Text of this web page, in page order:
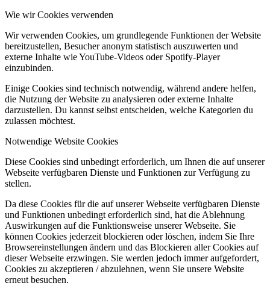
Wie wir Cookies verwenden
Wir verwenden Cookies, um grundlegende Funktionen der Website
bereitzustellen, Besucher anonym statistisch auszuwerten und
externe Inhalte wie YouTube-Videos oder Spotify-Player
einzubinden.
Einige Cookies sind technisch notwendig, während andere helfen,
die Nutzung der Website zu analysieren oder externe Inhalte
darzustellen. Du kannst selbst entscheiden, welche Kategorien du
zulassen möchtest.
Notwendige Website Cookies
Diese Cookies sind unbedingt erforderlich, um Ihnen die auf unserer
Webseite verfügbaren Dienste und Funktionen zur Verfügung zu
stellen.
Da diese Cookies für die auf unserer Webseite verfügbaren Dienste
und Funktionen unbedingt erforderlich sind, hat die Ablehnung
Auswirkungen auf die Funktionsweise unserer Webseite. Sie
können Cookies jederzeit blockieren oder löschen, indem Sie Ihre
Browsereinstellungen ändern und das Blockieren aller Cookies auf
dieser Webseite erzwingen. Sie werden jedoch immer aufgefordert,
Cookies zu akzeptieren / abzulehnen, wenn Sie unsere Website
erneut besuchen.